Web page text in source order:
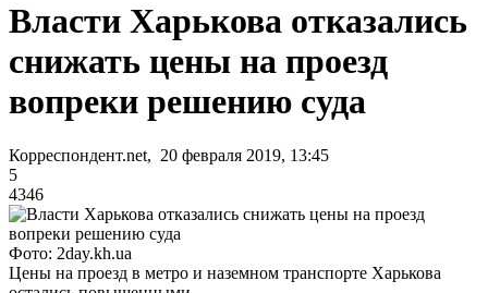
Власти Харькова отказались
снижать цены на проезд
вопреки решению суда
Корреспондент.net, 20 февраля 2019, 13:45
5
4346
Фото: 2day.kh.ua
Цены на проезд в метро и наземном транспорте Харькова